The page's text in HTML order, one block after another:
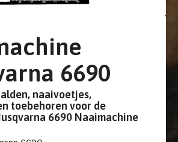
6690
naaivoetjes,
toebehoren voor de
6690 Naaimachine